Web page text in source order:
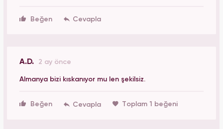
Beğen
A.D. 2 ay önce
Almanya bizi kıskanıyor mu len şekilsiz.
Beğen Toplam 1 beğeni